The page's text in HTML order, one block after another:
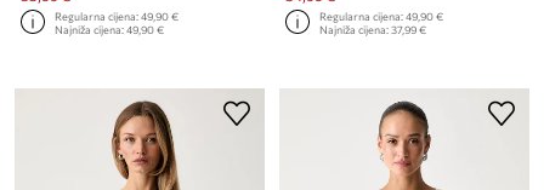
Regularna cijena:49,90 €
Najniža cijena:49,90 €
Regularna cijena:49,90 €
Najniža cijena:37,99 €